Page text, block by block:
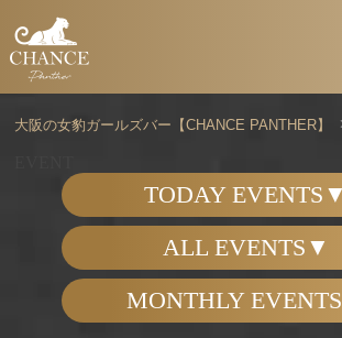
コンセプト
女の子情報
GALLERY
動画・ダイアリーフォト
MENU
メニュー・料金
EVENTS
イベント情報
大阪の女豹ガールズバー【CHANCE PANTHER】
TODAY EVENTS
ALL EVENTS
MONTHLY EVENTS